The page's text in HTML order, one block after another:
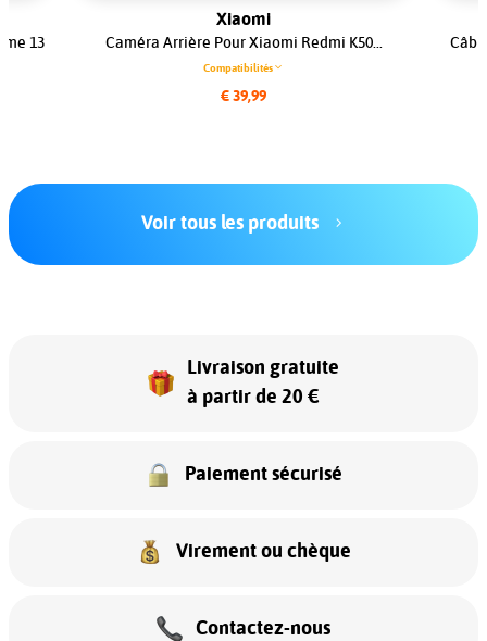
Arrière Pour Xiaomi Redmi K50...
Câble Antenne Pour
Voir tous les produits
Livraison gratuite
à partir de 20 €
Paiement sécurisé
Virement ou chèque
Contactez-nous